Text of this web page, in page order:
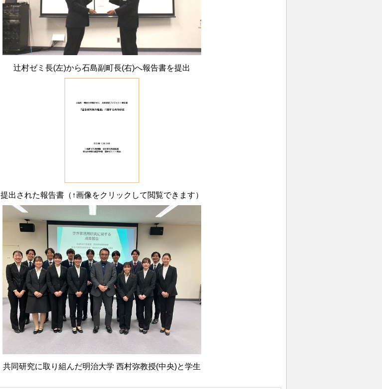
辻村ゼミ長(左)から石島副町長(右)へ報告書を提出
提出された報告書（↑画像をクリックして閲覧できます）
共同研究に取り組んだ明治大学 西村弥教授(中央)と学生